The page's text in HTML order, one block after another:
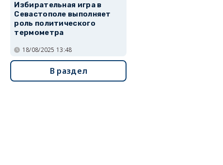
Избирательная игра в
Севастополе выполняет
роль политического
термометра
18/08/2025 13:48
В раздел